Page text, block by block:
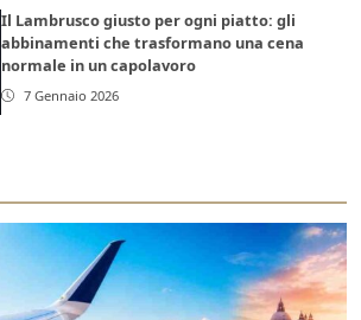
Il Lambrusco giusto per ogni piatto: gli
abbinamenti che trasformano una cena
normale in un capolavoro
7 Gennaio 2026